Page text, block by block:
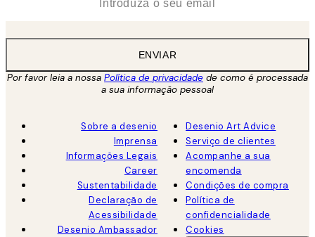
ENVIAR
Por favor leia a nossa Política de privacidade de como é processada
a sua informação pessoal
Sobre a desenio
Imprensa
Informações Legais
Career
Sustentabilidade
Declaração de
Acessibilidade
Desenio Ambassador
Desenio Art Advice
Serviço de clientes
Acompanhe a sua
encomenda
Condições de compra
Política de
confidencialidade
Cookies